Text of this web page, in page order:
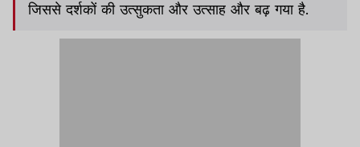
जिससे दर्शकों की उत्सुकता और उत्साह और बढ़ गया है.